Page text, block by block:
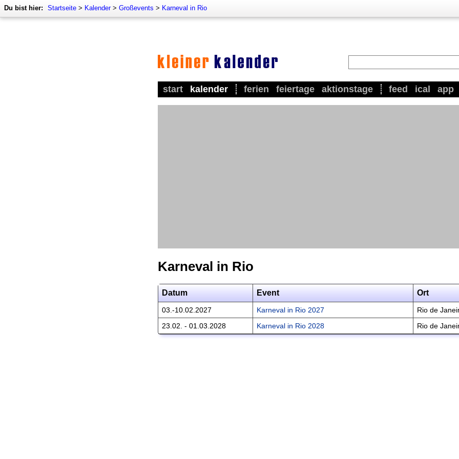
Du bist hier: Startseite > Kalender> Großevents > Karneval in Rio
start kalender ferien feiertage aktionstage feed ical app
Karneval in Rio
Datum Event Ort
03.-10.02.2027 Karneval in Rio 2027
Rio de
23.02. - 01.03.2028
Karneval in Rio 2028 Rio de